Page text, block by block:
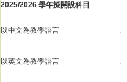
2025/2026 學年擬開設科目
以中文為教學語言 :
以英文為教學語言 :